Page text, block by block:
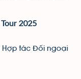
2025
Hợp tác Đối ngoại